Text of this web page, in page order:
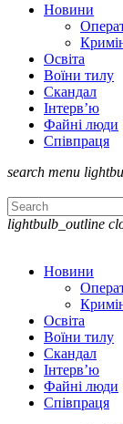
Новини
Освіта
Воїни тилу
Скандал
Інтерв’ю
Файні люди
Співпраця
search menu
lightbulb_outline
Новини
Освіта
Воїни тилу
Скандал
Інтерв’ю
Файні люди
Співпраця